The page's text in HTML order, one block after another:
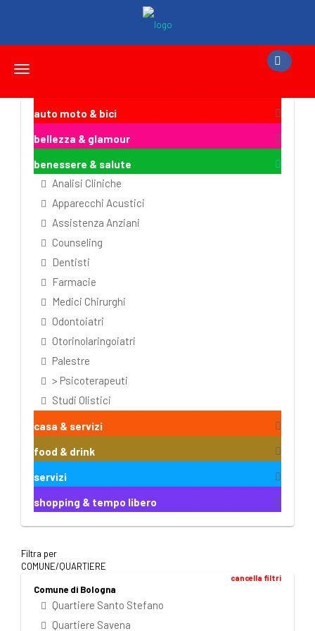
Toggle
auto moto & bici
bellezza & glamour
benessere & salute
Analisi Cliniche
Apparecchi Acustici
Assistenza Anziani
Counseling
Dentisti
Farmacie
Medici Chirurghi
Odontoiatri
Otorinolaringoiatri
Palestre
> Psicoterapeuti
Studi Olistici
casa & servizi
food & drink
servizi
shopping & tempo libero
Filtra per
COMUNE/QUARTIERE
cancella filtri
Comune di Bologna
Quartiere Santo Stefano
Quartiere Savena